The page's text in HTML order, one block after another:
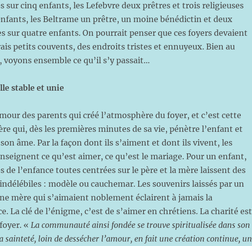
sur cinq enfants, les Lefebvre deux prêtres et trois religieuses
les Beltrame un prêtre, un moine bénédictin et deux
sur quatre enfants. On pourrait penser que ces foyers devaient
petits couvents, des endroits tristes et ennuyeux. Bien au
ensemble ce qu’il s’y passait…
stable et unie
des parents qui créé l’atmosphère du foyer, et c’est cette
qui, dès les premières minutes de sa vie, pénètre l’enfant et
âme. Par la façon dont ils s’aiment et dont ils vivent, les
ce qu’est aimer, ce qu’est le mariage. Pour un enfant,
de l’enfance toutes centrées sur le père et la mère laissent des
: modèle ou cauchemar. Les souvenirs laissés par un
mère qui s’aimaient noblement éclairent à jamais la
La clé de l’énigme, c’est de s’aimer en chrétiens. La charité est
«La communauté ainsi fondée se trouve spiritualisée dans son
sainteté, loin de dessécher l’amour, en fait une création continue, un